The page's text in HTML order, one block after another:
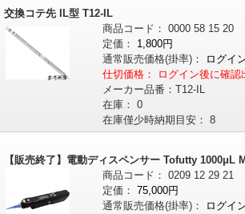
交換コテ先 IL型 T12-IL
商品コード： 0000 58 15 20
定価：
1,800円
通常販売価格(掛率)：
ログイ
仕切価格：
ログイン後に確認
メーカー品番： T12-IL
在庫： 0
在庫僅少時納期目安： 8
【販売終了】電動ディスペンサー Tofutty 1000μL
商品コード： 0209 12 29 21
定価： 75,000円
通常販売価格(掛率)：
ログイ